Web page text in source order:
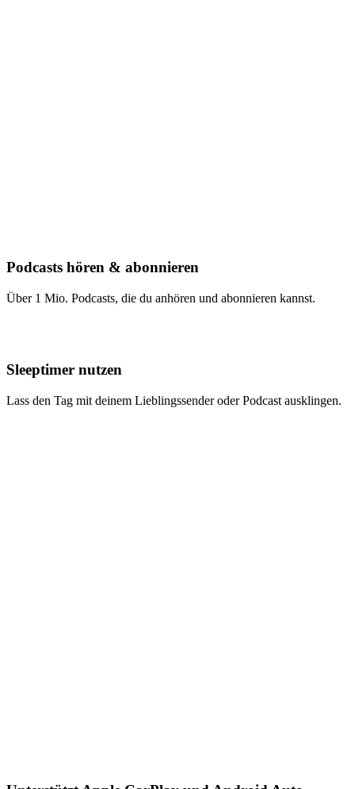
Podcasts hören & abonnieren
Über 1 Mio. Podcasts, die du anhören und abonnieren kannst.
Sleeptimer nutzen
Lass den Tag mit deinem Lieblingssender oder Podcast ausklingen.